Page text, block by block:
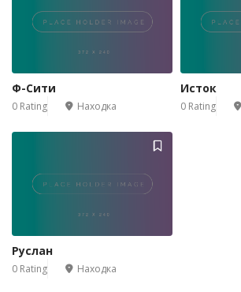
Ф-Сити
0 Rating Находка
Исток
0 Rating
Руслан
0 Rating Находка